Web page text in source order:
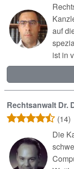
auf
ist in
Rechtsanwalt Dr.
(14)
Die